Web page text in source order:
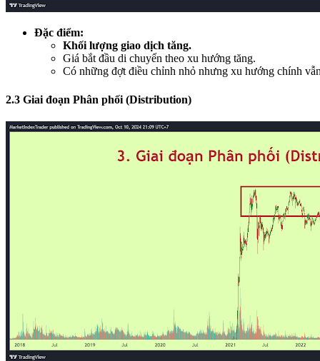
Đặc điểm:
Khối lượng giao dịch tăng.
Giá bắt đầu di chuyển theo xu hướng tăng.
Có những đợt điều chỉnh nhỏ nhưng xu hướng chính
2.3 Giai đoạn Phân phối (Distribution)